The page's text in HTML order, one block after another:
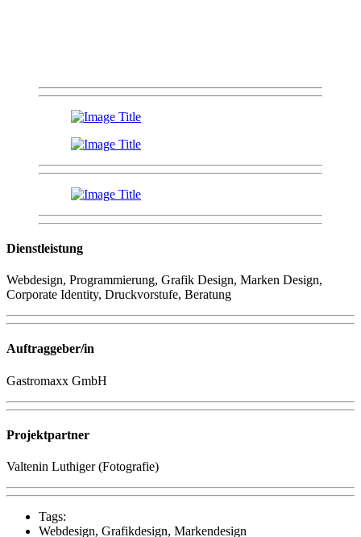
Dienstleistung
Webdesign, Programmierung, Grafik Design, Marken Design,
Corporate Identity, Druckvorstufe, Beratung
Auftraggeber/in
Gastromaxx GmbH
Projektpartner
Valtenin Luthiger (Fotografie)
Tags:
Webdesign, Grafikdesign, Markendesign